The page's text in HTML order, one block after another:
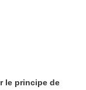
le principe de